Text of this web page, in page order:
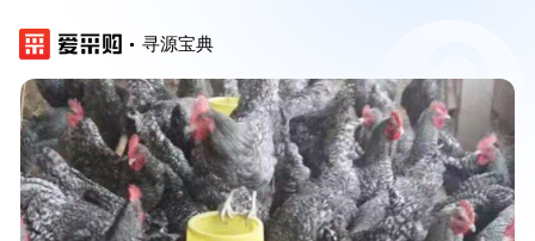
寻源宝典